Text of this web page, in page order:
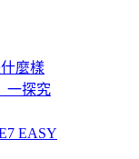
麼樣
一探究
EASY